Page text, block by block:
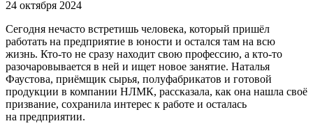
24 октября 2024
Сегодня нечасто встретишь человека, который пришёл
работать на предприятие в юности и остался там на всю
жизнь. Кто-то не сразу находит свою профессию, а кто-то
разочаровывается в ней и ищет новое занятие. Наталья
Фаустова, приёмщик сырья, полуфабрикатов и готовой
продукции в компании НЛМК, рассказала, как она нашла своё
призвание, сохранила интерес к работе и осталась
на предприятии.